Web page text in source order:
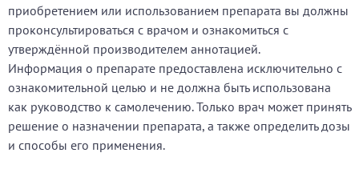
приобретением или использованием препарата вы должны
проконсультироваться с врачом и ознакомиться с
утверждённой производителем аннотацией.
Информация о препарате предоставлена исключительно с
ознакомительной целью и не должна быть использована
как руководство к самолечению. Только врач может принять
решение о назначении препарата, а также определить дозы
и способы его применения.